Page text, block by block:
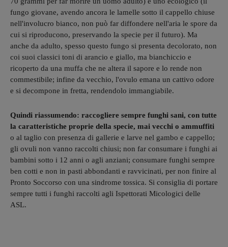
fungo giovane, avendo ancora le lamelle sotto il cappello chiuse
nell'involucro bianco, non può far diffondere nell'aria le spore da
cui si riproducono, preservando la specie per il futuro). Ma
anche da adulto, spesso questo fungo si presenta decolorato, non
coi suoi classici toni di arancio e giallo, ma bianchiccio e
ricoperto da una muffa che ne altera il sapore e lo rende non
commestibile; infine da vecchio, l'ovulo emana un cattivo odore
e si decompone in fretta, rendendolo immangiabile.
Quindi riassumendo: raccogliere sempre funghi sani, con tutte
la caratteristiche proprie della specie, mai vecchi o ammuffiti
o al taglio con presenza di gallerie e larve nel gambo e cappello;
gli ovuli non vanno raccolti chiusi; non far consumare i funghi ai
bambini sotto i 12 anni o agli anziani; consumare funghi sempre
ben cotti e non in pasti abbondanti e ravvicinati, per non finire al
Pronto Soccorso con una sindrome tossica. Si consiglia di portare
sempre tutti i funghi raccolti agli Ispettorati Micologici delle
ASL.